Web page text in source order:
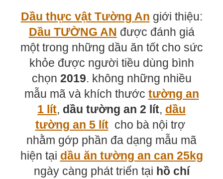
Dầu thực vật Tường An giới thiệu:
Dầu TƯỜNG AN được đánh giá
một trong những dầu ăn tốt cho sức
khỏe được người tiều dùng bình
chọn 2019. không những nhiều
mẫu mã và khích thước tường an
1 lít, dầu tường an 2 lít, dầu
tường an 5 lítcho bà nội trợ
nhằm gớp phần đa dạng mẫu mã
hiện tại dầu ăn tường an can 25kg
ngày càng phát triển tại hồ chí